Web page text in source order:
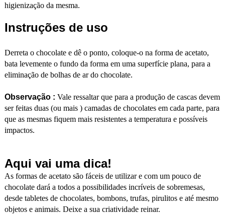
higienização da mesma.
Instruções de uso
Derreta o chocolate e dê o ponto, coloque-o na forma de acetato,
bata levemente o fundo da forma em uma superfície plana, para a
eliminação de bolhas de ar do chocolate.
Observação : Vale ressaltar que para a produção de cascas devem
ser feitas duas (ou mais ) camadas de chocolates em cada parte, para
que as mesmas fiquem mais resistentes a temperatura e possíveis
impactos.
Aqui vai uma dica!
As formas de acetato são fáceis de utilizar e com um pouco de
chocolate dará a todos a possibilidades incríveis de sobremesas,
desde tabletes de chocolates, bombons, trufas, pirulitos e até mesmo
objetos e animais. Deixe a sua criatividade reinar.